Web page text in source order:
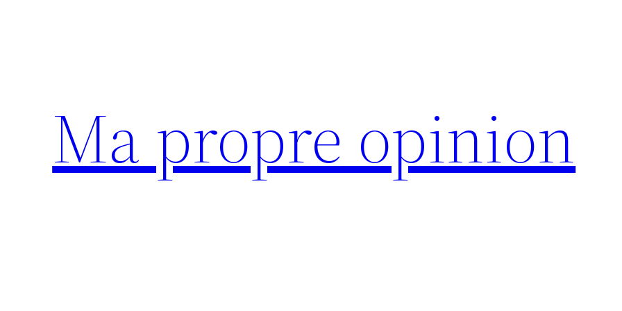
Ma propre opinion